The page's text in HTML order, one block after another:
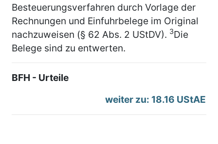
Besteuerungsverfahren durch Vorlage der
Rechnungen und Einfuhrbelege im Original
nachzuweisen (§ 62 Abs. 2 UStDV). 3Die
Belege sind zu entwerten.
BFH - Urteile
weiter zu: 18.16 UStAE